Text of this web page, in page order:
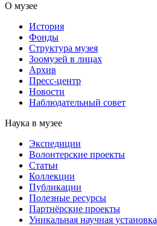
О музее
История
Фонды
Структура музея
Зоомузей в лицах
Архив
Пресс-центр
Новости
Наблюдательный совет
Наука в музее
Экспедиции
Волонтерские проекты
Статьи
Коллекции
Публикации
Полезные ресурсы
Партнёрские проекты
Уникальная научная установка